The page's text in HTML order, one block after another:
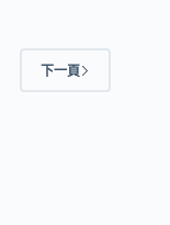
下一頁